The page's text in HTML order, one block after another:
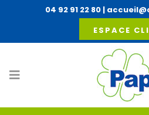
04 92 91 22 80|
ESPACE